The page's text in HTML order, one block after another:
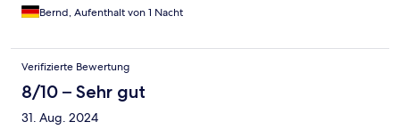
Bernd, Aufenthalt von 1 Nacht
Verifizierte Bewertung
8/10 – Sehr gut
31. Aug. 2024